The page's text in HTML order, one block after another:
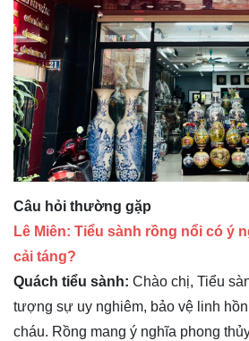
Câu hỏi thường gặp
Lê Miên: Tiểu sành rồng nổi có ý
cải táng?
Quách tiểu sành: Chào chị, Tiểu
tượng sự uy nghiêm, bảo vệ linh
cháu. Rồng mang ý nghĩa phong